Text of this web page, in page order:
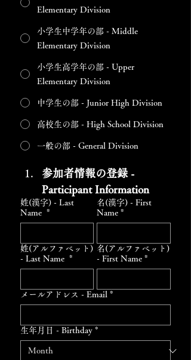
Elementary Division
小学生中学年の部 - Middle
Elementary Division
小学生高学年の部 - Upper
Elementary Division
中学生の部 - Junior High Division
高校生の部 - High School Division
一般の部 - General Division
参加者情報の登録 -
Participant Information
姓(漢字) - Last
Name *
名(漢字) - First
Name *
姓(アルファベット)
- Last Name *
名(アルファベット)
- First Name *
メールアドレス - Email *
生年月日 - Birthday *